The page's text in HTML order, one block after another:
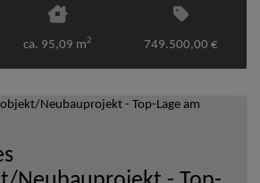
ca. 95,09 m2 749.500,00 €